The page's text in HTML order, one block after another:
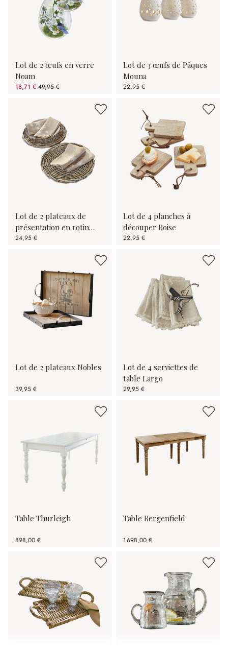
Lot de 2 œufs en verre
Noam
18,71 € 49,95 €
(62.54%spared)
Lot de 3 œufs de Pâques
Mouna
22,95 €
Lot de 2 plateaux de
présentation en rotin
Bland
24,95 €
Lot de 4 planches à
découper Boise
22,95 €
Lot de 2 plateaux Nobles
39,95 €
Lot de 4 serviettes de
table Largo
29,95 €
Table Thurleigh
898,00 €
Table Bergenfield
1 698,00 €